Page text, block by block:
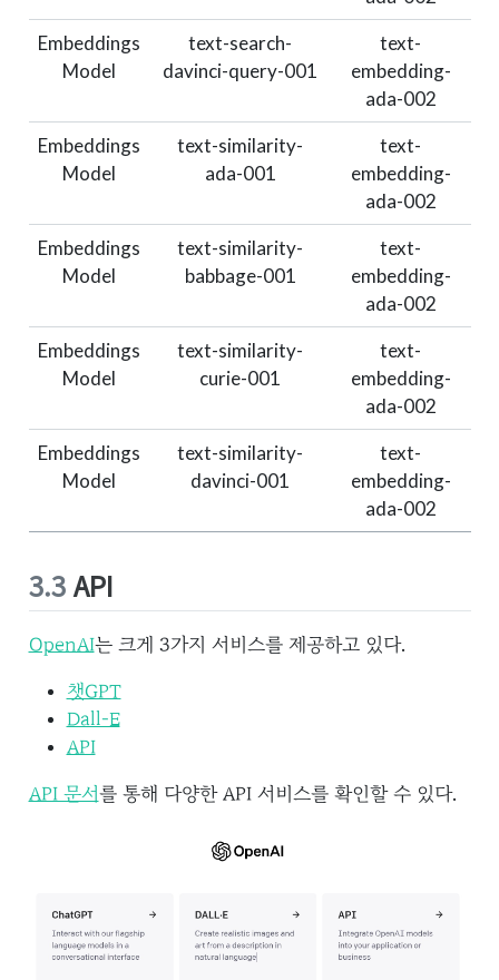
Embeddings
Model
text-search-
davinci-query-001
text-
embedding-
ada-002
Embeddings
Model
text-similarity-
ada-001
text-
embedding-
ada-002
Embeddings
Model
text-similarity-
babbage-001
text-
embedding-
ada-002
Embeddings
Model
text-similarity-
curie-001
text-
embedding-
ada-002
Embeddings
Model
text-similarity-
davinci-001
text-
embedding-
ada-002
3.3API
OpenAI는 크게 3가지 서비스를 제공하고 있다.
챗GPT
Dall-E
API
API 문서를 통해 다양한 API 서비스를 확인할 수 있다.